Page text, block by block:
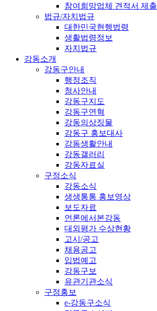
참여희망업체 견적서 제출
법규/자치법규
대한민국현행법령
생활법령정보
자치법규
강동소개
강동구안내
행정조직
청사안내
강동구지도
강동구연혁
강동의상징물
강동구 홍보대사
강동생활안내
강동갤러리
강동자료실
구정소식
강동소식
생생통통 홍보영상
보도자료
언론에서본강동
대외평가 수상현황
고시/공고
채용공고
입법예고
강동구보
유관기관소식
구정홍보
e-강동구소식